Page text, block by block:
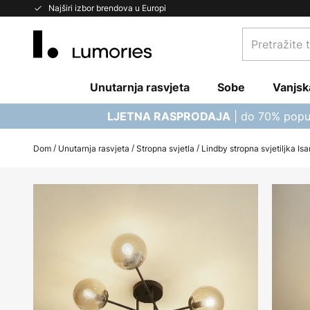
Najširi izbor brendova u Europi
Skip
Pretražite
trgovinu...
Unutarnja rasvjeta Sobe
LJETNA RASPRODAJA | do 70%
Dom Unutarnja rasvjeta Stropna svjetla Lindby stropna svjetiljka